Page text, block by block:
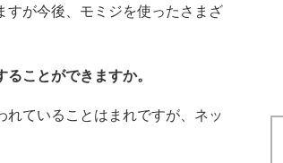
すが今後、モミジを使ったさまざ
ことができますか。
ていることはまれですが、ネッ